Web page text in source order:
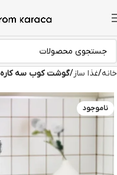
خانه غذا ساز گوشت کوب سه کاره
ناموجود